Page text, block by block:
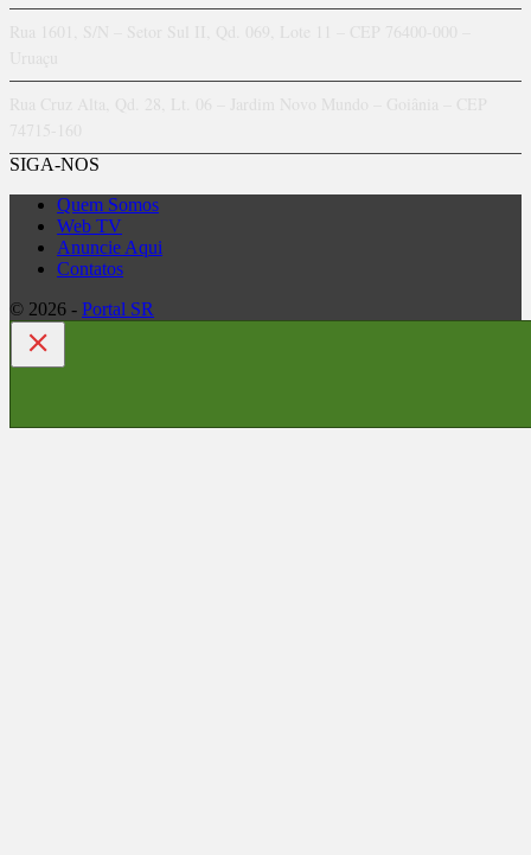
SIGA-NOS
Quem Somos
Web TV
Anuncie Aqui
Contatos
© 2026 - Portal SR